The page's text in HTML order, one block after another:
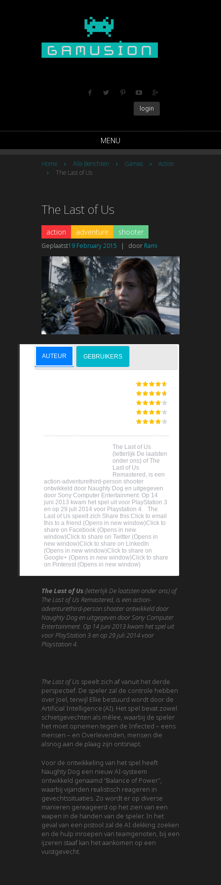
login
MENU
Home Alle Berichten Games
Action
The Last of Us
The Last of Us
action adventure shooter
Geplaatst19 February 2015 | door Rami
AUTEUR GEBRUIKERS
The Last of Us
(letterlijk De laatsten
onder ons) of The
Last of Us
Remastered, is een
action-adventurethird-person shooter
ontwikkeld door Naughty Dog en uitgegeven
door Sony Computer Entertainment. Op 14
juni 2013 kwam het spel uit voor PlayStation 3
en op 29 juli 2014 voor Playstation 4. The
Last of Us speelt zich Share this:Click to email
this to a friend (Opens in new window)Click to
share on Facebook (Opens in new
window)Click to share on Twitter (Opens in
new window)Click to share on LinkedIn
(Opens in new window)Click to share on
Google+ (Opens in new window)Click to share
on Pinterest (Opens in new window)
The Last of Us(letterlijkDe laatsten onder ons) of
The Last of Us Remastered, is een action-
adventurethird-person shooter ontwikkeld door
Naughty Dog en uitgegeven door Sony Computer
Entertainment. Op 14 juni 2013 kwam het spel uit
voor PlayStation 3 en op 29 juli 2014 voor
Playstation 4.
The Last of Us speelt zich af vanuit het derde
perspectief. De speler zal de controle hebben
over Joel, terwijl Ellie bestuurd wordt door de
Artificial Intelligence (AI). Het spel bevat zowel
schietgevechten als mêlee, waarbij de speler
het moet opnemen tegen de Infected – eens
mensen – en Overlevenden, mensen die
alsnog aan de plaag zijn ontsnapt.
Voor de ontwikkeling van het spel heeft
Naughty Dog een nieuw AI-systeem
ontwikkeld genaamd “Balance of Power”,
waarbij vijanden realistisch reageren in
gevechtssituaties. Zo wordt er op diverse
manieren gereageerd op het zien van een
wapen in de handen van de speler. In het
geval van een pistool zal de AI dekking zoeken
en de hulp inroepen van teamgenoten, bij een
ijzeren staaf kan het aankomen op een
vuistgevecht.